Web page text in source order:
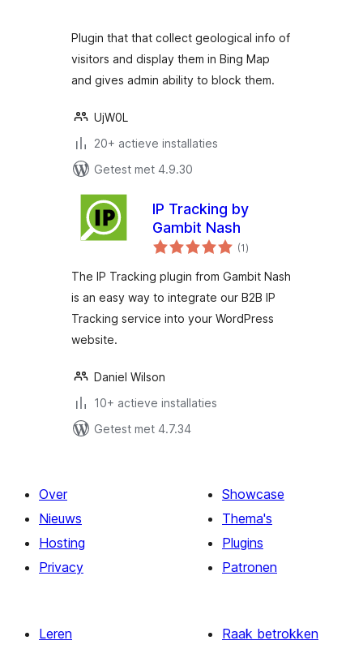
Plugin that that collect geological info of
visitors and display them in Bing Map
and gives admin ability to block them.
UjW0L
20+ actieve installaties
Getest met 4.9.30
IP Tracking by
Gambit Nash
(1totaal
waarderingen
)
The IP Tracking plugin from Gambit Nash
is an easy way to integrate our B2B IP
Tracking service into your WordPress
website.
Daniel Wilson
10+ actieve installaties
Getest met 4.7.34
Over
Nieuws
Hosting
Privacy
Showcase
Thema's
Plugins
Patronen
Leren
Raak betrokken